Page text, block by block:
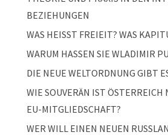
BEZIEHUNGEN
WAS HEISST FREIEIT? WAS
WARUM HASSEN SIE WLADIMIR
DIE NEUE WELTORDNUNG GIBT
WIE SOUVERÄN IST ÖSTERREICH
EU-MITGLIEDSCHAFT?
WER WILL EINEN NEUEN